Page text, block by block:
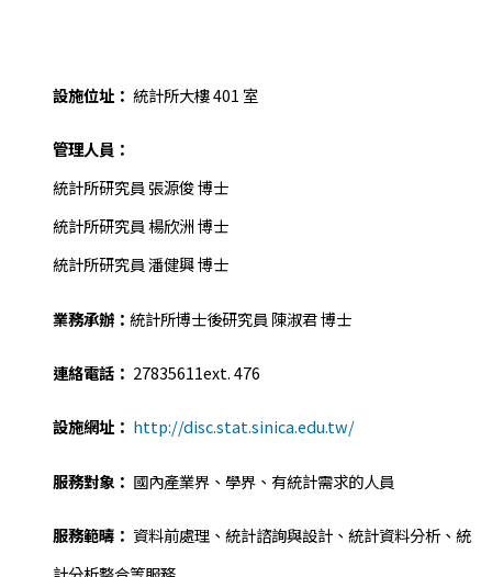
設施位址： 統計所大樓 401 室
管理人員：
統計所研究員 張源俊 博士
統計所研究員 楊欣洲 博士
統計所研究員 潘健興 博士
業務承辦： 統計所博士後研究員 陳淑君 博士
連絡電話： 27835611ext. 476
設施網址： http://disc.stat.sinica.edu.tw/
服務對象： 國內產業界、學界、有統計需求的人員
服務範疇： 資料前處理、統計諮詢與設計、統計資料分析、統